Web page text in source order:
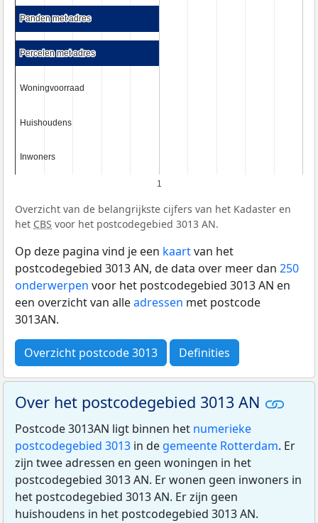
1
Panden met adres
Panden met adres
Percelen met adres
Percelen met adres
Woningvoorraad
Woningvoorraad
Huishoudens
Huishoudens
Inwoners
Inwoners
Overzicht van de belangrijkste cijfers van het Kadaster en
het CBS voor het postcodegebied 3013 AN.
Op deze pagina vind je een kaartvan het
postcodegebied 3013 AN, de data over meer dan 250
onderwerpen voor het postcodegebied 3013 AN en
een overzicht van alleadressen met postcode
3013AN.
Overzicht postcode 3013 Definities
Over het postcodegebied 3013 AN
Postcode 3013AN ligt binnen het numerieke
postcodegebied 3013 in de gemeente Rotterdam. Er
zijn twee adressen en geen woningen in het
postcodegebied 3013 AN. Er wonen geen inwoners in
het postcodegebied 3013 AN. Er zijn geen
huishoudens in het postcodegebied 3013 AN.